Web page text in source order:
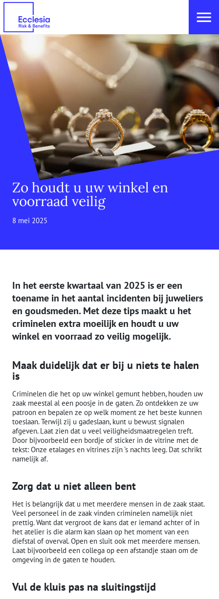
Zo houdt u uw winkel en
voorraad veilig
8 mei 2025
In het eerste kwartaal van 2025 is er een
toename in het aantal incidenten bij juweliers
en goudsmeden. Met deze tips maakt u het
criminelen extra moeilijk en houdt u uw
winkel en voorraad zo veilig mogelijk.
Maak duidelijk dat er bij u niets te halen
is
Criminelen die het op uw winkel gemunt hebben, houden uw
zaak meestal al een poosje in de gaten. Zo ontdekken ze uw
patroon en bepalen ze op welk moment ze het beste kunnen
toeslaan. Terwijl zij u gadeslaan, kunt u bewust signalen
afgeven. Laat zien dat u veel veiligheidsmaatregelen treft.
Door bijvoorbeeld een bordje of sticker in de vitrine met de
tekst: Onze etalages en vitrines zijn ’s nachts leeg. Dat schrikt
namelijk af.
Zorg dat u niet alleen bent
Het is belangrijk dat u met meerdere mensen in de zaak staat.
Veel personeel in de zaak vinden criminelen namelijk niet
prettig. Want dat vergroot de kans dat er iemand achter of in
het atelier is die alarm kan slaan op het moment van een
diefstal of overval. Open en sluit ook met meerdere mensen.
Laat bijvoorbeeld een collega op een afstandje staan om de
omgeving in de gaten te houden.
Vul de kluis pas na sluitingstijd